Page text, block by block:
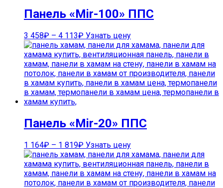
Панель «Mir-100» ППС
3 458₽ – 4 113₽ Узнать цену
Панель «Mir-20» ППС
1 164₽ – 1 819₽ Узнать цену